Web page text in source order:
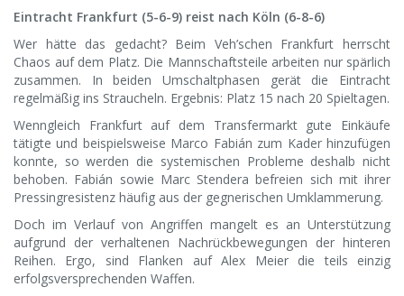
Eintracht Frankfurt (5-6-9) reist nach Köln (6-8-6)
Wer hätte das gedacht? Beim Veh’schen Frankfurt herrscht
Chaos auf dem Platz. Die Mannschaftsteile arbeiten nur spärlich
zusammen. In beiden Umschaltphasen gerät die Eintracht
regelmäßig ins Straucheln. Ergebnis: Platz 15 nach 20 Spieltagen.
Wenngleich Frankfurt auf dem Transfermarkt gute Einkäufe
tätigte und beispielsweise Marco Fabián zum Kader hinzufügen
konnte, so werden die systemischen Probleme deshalb nicht
behoben. Fabián sowie Marc Stendera befreien sich mit ihrer
Pressingresistenz häufig aus der gegnerischen Umklammerung.
Doch im Verlauf von Angriffen mangelt es an Unterstützung
aufgrund der verhaltenen Nachrückbewegungen der hinteren
Reihen. Ergo, sind Flanken auf Alex Meier die teils einzig
erfolgsversprechenden Waffen.